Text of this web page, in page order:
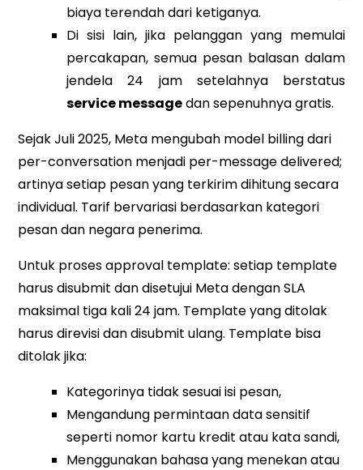
biaya terendah dari ketiganya.
Di sisi lain, jika pelanggan yang memulai
percakapan, semua pesan balasan dalam
jendela 24 jam setelahnya berstatus
service messagedan sepenuhnya gratis.
Sejak Juli 2025, Meta mengubah model billing dari
per-conversation menjadi per-message delivered;
artinya setiap pesan yang terkirim dihitung secara
individual. Tarif bervariasi berdasarkan kategori
pesan dan negara penerima.
Untuk proses approval template: setiap template
harus disubmit dan disetujui Meta dengan SLA
maksimal tiga kali 24 jam. Template yang ditolak
harus direvisi dan disubmit ulang. Template bisa
ditolak jika:
Kategorinya tidak sesuai isi pesan,
Mengandung permintaan data sensitif
seperti nomor kartu kredit atau kata sandi,
Menggunakan bahasa yang menekan atau